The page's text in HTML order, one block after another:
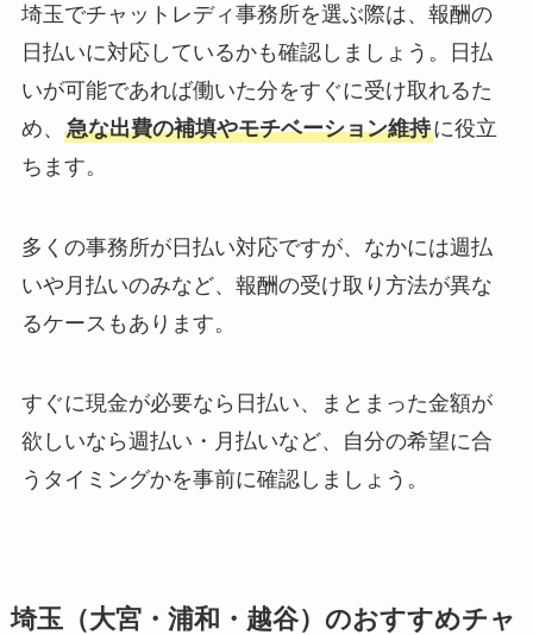
埼玉でチャットレディ事務所を選ぶ際は、報酬の
日払いに対応しているかも確認しましょう。日払
いが可能であれば働いた分をすぐに受け取れるた
め、 急な出費の補填やモチベーション維持に役立
ちます。
多くの事務所が日払い対応ですが、なかには週払
いや月払いのみなど、報酬の受け取り方法が異な
るケースもあります。
すぐに現金が必要なら日払い、まとまった金額が
欲しいなら週払い・月払いなど、自分の希望に合
うタイミングかを事前に確認しましょう。
埼玉（大宮・浦和・越谷）のおすすめチャ